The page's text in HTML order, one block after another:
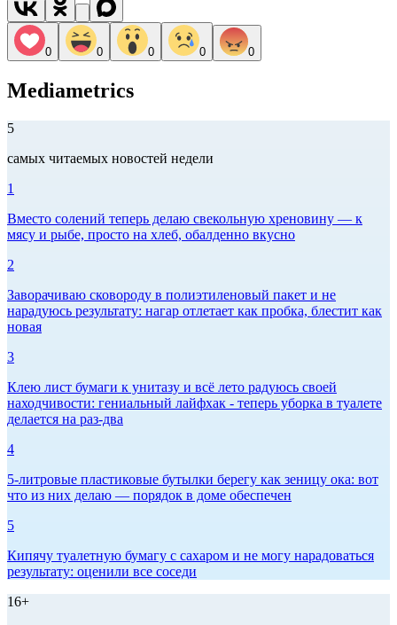
0 0 0 0 0
Mediametrics
5
самых читаемых новостей недели
1
Вместо солений теперь делаю свекольную хреновину — к
мясу и рыбе, просто на хлеб, обалденно вкусно
2
Заворачиваю сковороду в полиэтиленовый пакет и не
нарадуюсь результату: нагар отлетает как пробка, блестит как
новая
3
Клею лист бумаги к унитазу и всё лето радуюсь своей
находчивости: гениальный лайфхак - теперь уборка в туалете
делается на раз-два
4
5-литровые пластиковые бутылки берегу как зеницу ока: вот
что из них делаю — порядок в доме обеспечен
5
Кипячу туалетную бумагу с сахаром и не могу нарадоваться
результату: оценили все соседи
16+